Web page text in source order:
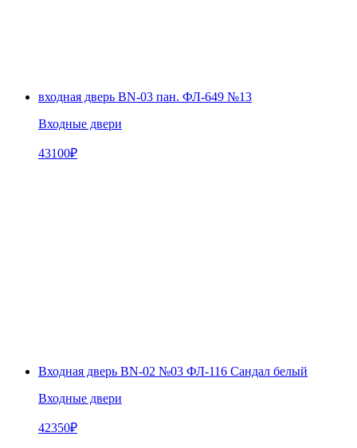
входная дверь BN-03 пан. ФЛ-649 №13
Входные двери
43100₽
Входная дверь BN-02 №03 ФЛ-116 Сандал белый
Входные двери
42350₽